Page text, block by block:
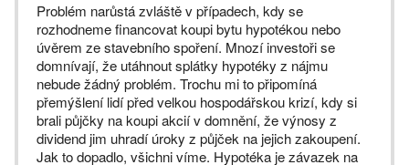
Problém narůstá zvláště v případech, kdy se
rozhodneme financovat koupi bytu hypotékou nebo
úvěrem ze stavebního spoření. Mnozí investoři se
domnívají, že utáhnout splátky hypotéky z nájmu
nebude žádný problém. Trochu mi to připomíná
přemýšlení lidí před velkou hospodářskou krizí, kdy si
brali půjčky na koupi akcií v domnění, že výnosy z
dividend jim uhradí úroky z půjček na jejich zakoupení.
Jak to dopadlo, všichni víme. Hypotéka je závazek na